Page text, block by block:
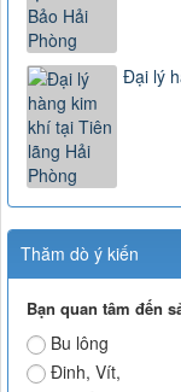
Đại lý
Thăm dò ý kiến
Bạn quan tâm đến
Bu lông
Đinh, Vít,